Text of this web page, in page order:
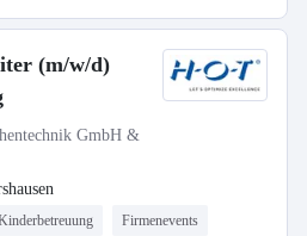
(m/w/d)
GmbH &
Firmenevents